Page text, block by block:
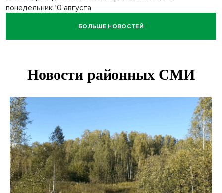
понедельник 10 августа
Высокая пожароопасность IV класса на 4 дня объявлена в
Двойня выдрят родилась в семействе куньих
Гриб-зомби обнаружен в лесу у села Дубровино под
Новосибирском
ХК «Сибирь» подписал контракт с обладателем Кубка
Стэнли Евгением Кузнецовым
БОЛЬШЕ НОВОСТЕЙ